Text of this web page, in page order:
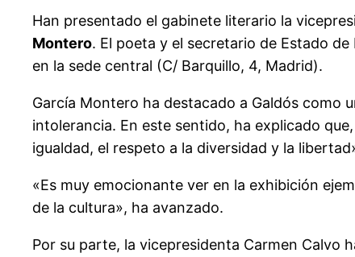
Han presentado el gabinete literario la
Montero. El poeta y el secretario de Estado
en la sede central (C/ Barquillo, 4, Madrid).
García Montero ha destacado a Galdós como
intolerancia. En este sentido, ha explicado
igualdad, el respeto a la diversidad y la
«Es muy emocionante ver en la exhibición
de la cultura», ha avanzado.
Por su parte, la vicepresidenta Carmen Calvo